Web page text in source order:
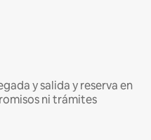
y salida y reserva en
ni trámites